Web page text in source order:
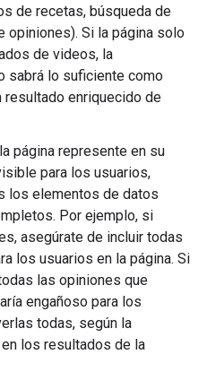
de recetas, búsqueda de
opiniones). Si la página solo
de videos, la
sabrá lo suficiente como
resultado enriquecido de
página represente en su
para los usuarios,
los elementos de datos
Por ejemplo, si
asegúrate de incluir todas
los usuarios en la página. Si
las opiniones que
engañoso para los
todas, según la
los resultados de la